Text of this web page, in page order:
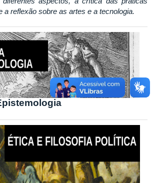
a reflexão sobre as artes e a tecnologia.